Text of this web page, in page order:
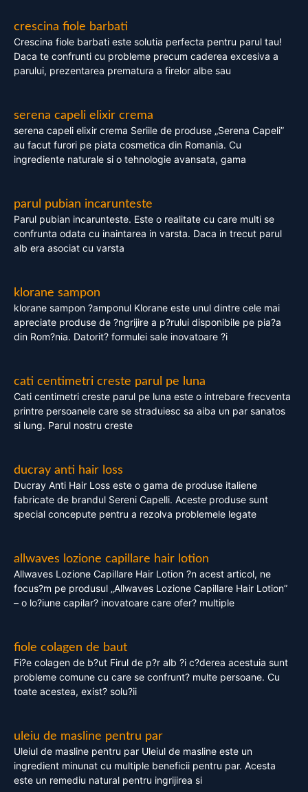
crescina fiole barbati
Crescina fiole barbati este solutia perfecta pentru parul tau!
Daca te confrunti cu probleme precum caderea excesiva a
parului, prezentarea prematura a firelor albe sau
serena capeli elixir crema
serena capeli elixir crema Seriile de produse „Serena Capeli”
au facut furori pe piata cosmetica din Romania. Cu
ingrediente naturale si o tehnologie avansata, gama
parul pubian incarunteste
Parul pubian incarunteste. Este o realitate cu care multi se
confrunta odata cu inaintarea in varsta. Daca in trecut parul
alb era asociat cu varsta
klorane sampon
klorane sampon ?amponul Klorane este unul dintre cele mai
apreciate produse de ?ngrijire a p?rului disponibile pe pia?a
din Rom?nia. Datorit? formulei sale inovatoare ?i
cati centimetri creste parul pe luna
Cati centimetri creste parul pe luna este o intrebare frecventa
printre persoanele care se straduiesc sa aiba un par sanatos
si lung. Parul nostru creste
ducray anti hair loss
Ducray Anti Hair Loss este o gama de produse italiene
fabricate de brandul Sereni Capelli. Aceste produse sunt
special concepute pentru a rezolva problemele legate
allwaves lozione capillare hair lotion
Allwaves Lozione Capillare Hair Lotion ?n acest articol, ne
focus?m pe produsul „Allwaves Lozione Capillare Hair Lotion”
– o lo?iune capilar? inovatoare care ofer? multiple
fiole colagen de baut
Fi?e colagen de b?ut Firul de p?r alb ?i c?derea acestuia sunt
probleme comune cu care se confrunt? multe persoane. Cu
toate acestea, exist? solu?ii
uleiu de masline pentru par
Uleiul de masline pentru par Uleiul de masline este un
ingredient minunat cu multiple beneficii pentru par. Acesta
este un remediu natural pentru ingrijirea si